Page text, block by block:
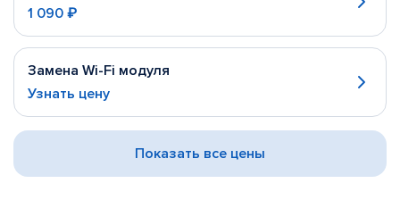
1 090 ₽
Замена Wi-Fi модуля
Узнать цену
Показать все цены